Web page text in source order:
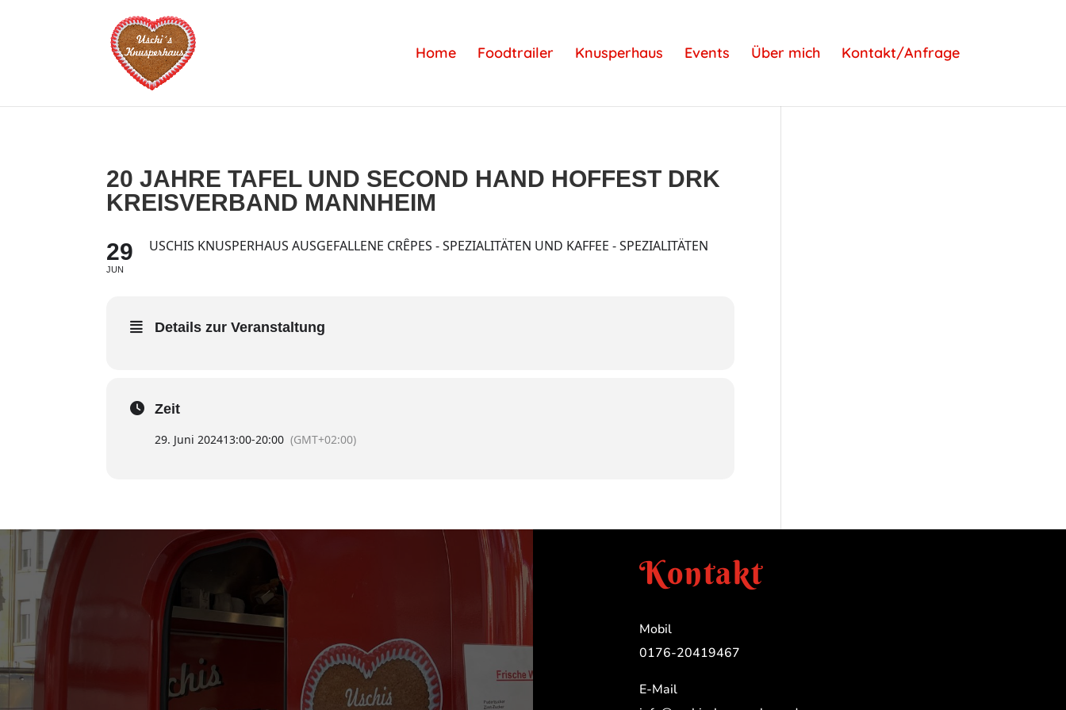
Home Foodtrailer Knusperhaus Events Über mich Kontakt/Anfrage
20 JAHRE TAFEL UND SECOND HAND HOFFEST DRK
KREISVERBAND MANNHEIM
29
JUN
USCHIS KNUSPERHAUS AUSGEFALLENE CRÊPES - SPEZIALITÄTEN UND KAFFEE - SPEZIALITÄTEN
Details zur Veranstaltung
Zeit
29. Juni 202413:00-20:00 (GMT+02:00)
Kontakt
Mobil
0176-20419467
E-Mail